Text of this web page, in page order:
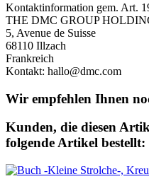
Kontaktinformation gem. Art.
THE DMC GROUP
5, Avenue de Suisse
68110 Illzach
Frankreich
Kontakt: hallo@dmc.com
Wir empfehlen Ihnen
Kunden, die diesen
folgende Artikel bestellt: